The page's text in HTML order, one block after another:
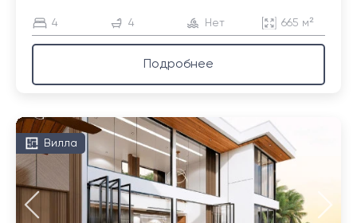
4 4 Нет 665 м²
Подробнее
Вилла